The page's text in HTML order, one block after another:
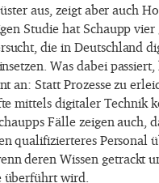
aus, zeigt aber auch
Studie hat Schaupp
die in Deutschland
Was dabei
an: Statt Prozesse zu
mittels digitaler Technik
Fälle zeigen auch,
qualifizierteres Personal
deren Wissen getrackt
überführt wird.